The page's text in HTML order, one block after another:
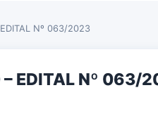
EDITAL Nº 063/2023
– EDITAL Nº 063/